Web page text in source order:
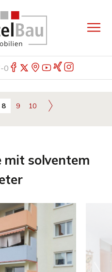
0
8 9 10
solventem